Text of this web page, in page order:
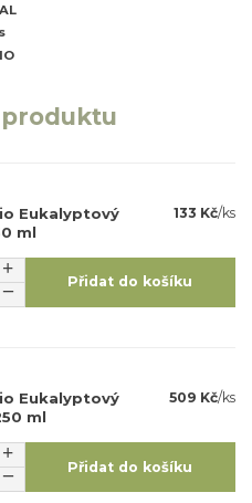
Eukalyptový
ml
133 Kč/ks
Přidat do košíku
Eukalyptový
ml
509 Kč/ks
Přidat do košíku